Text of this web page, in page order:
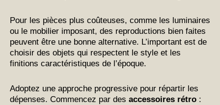
Pour les pièces plus coûteuses, comme les luminaires
ou le mobilier imposant, des reproductions bien faites
peuvent être une bonne alternative. L’important est de
choisir des objets qui respectent le style et les
finitions caractéristiques de l’époque.
Adoptez une approche progressive pour répartir les
dépenses. Commencez par des accessoires rétro :